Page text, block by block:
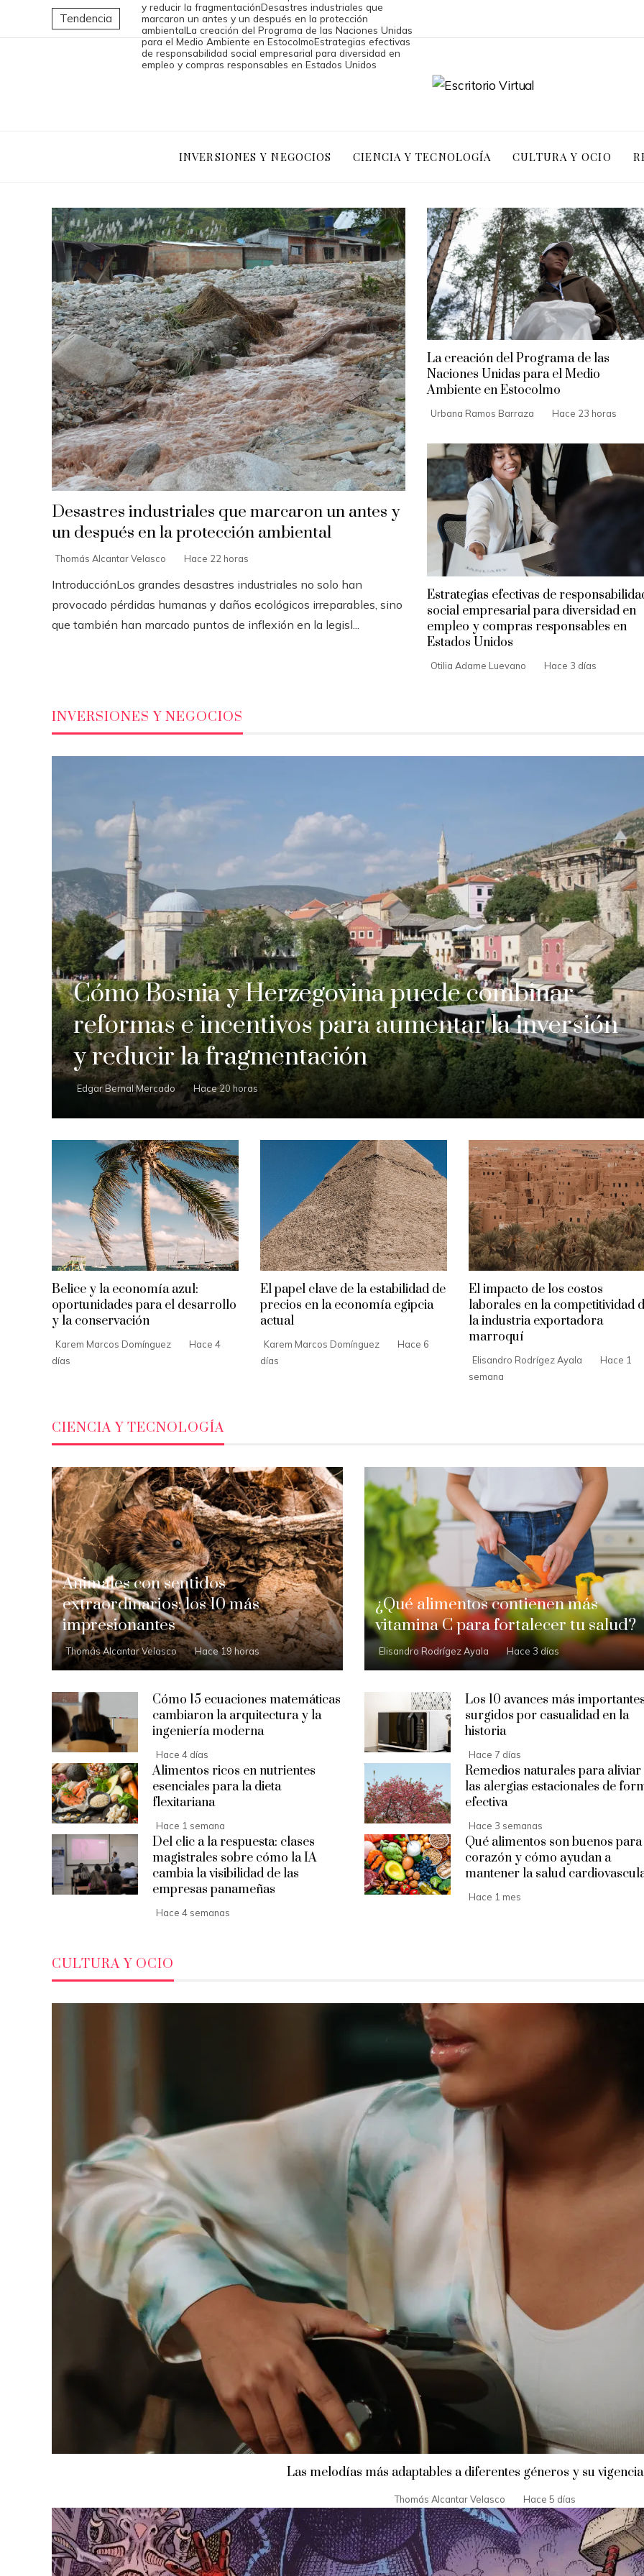
Tendencia
y reducir la fragmentaciónDesastres industriales que
marcaron un antes y un después en la protección
ambientalLa creación del Programa de las Naciones Unidas
para el Medio Ambiente en EstocolmoEstrategias efectivas
de responsabilidad social empresarial para diversidad en
empleo y compras responsables en Estados Unidos
INVERSIONES Y NEGOCIOS CIENCIA Y TECNOLOGÍA CULTURA Y OCIO
Desastres industriales que marcaron un antes y
un después en la protección ambiental
Thomás Alcantar Velasco Hace 22 horas
IntroducciónLos grandes desastres industriales no solo han
provocado pérdidas humanas y daños ecológicos irreparables, sino
que también han marcado puntos de inflexión en la legisl...
La creación del Programa de las
Naciones Unidas para el Medio
Ambiente en Estocolmo
Urbana Ramos Barraza Hace 23 horas
Estrategias efectivas de
social empresarial para diversidad en
empleo y compras responsables en
Estados Unidos
Otilia Adame Luevano Hace 3 días
INVERSIONES Y NEGOCIOS
Cómo Bosnia y Herzegovina puede combinar
reformas e incentivos para aumentar la inversión
y reducir la fragmentación
Edgar Bernal Mercado Hace 20 horas
Belice y la economía azul:
oportunidades para el desarrollo
y la conservación
Karem Marcos Domínguez
Hace 4
días
El papel clave de la estabilidad de
precios en la economía egipcia
actual
Karem Marcos Domínguez
Hace 6
días
El impacto de los costos
laborales en la competitividad
la industria exportadora
marroquí
Elisandro Rodrígez Ayala
Hace 1
semana
CIENCIA Y TECNOLOGÍA
Animales con sentidos
extraordinarios: los 10 más
impresionantes
Thomás Alcantar Velasco Hace 19 horas
¿Qué alimentos contienen más
vitamina C para fortalecer tu salud?
Elisandro Rodrígez Ayala Hace 3 días
Cómo 15 ecuaciones matemáticas
cambiaron la arquitectura y la
ingeniería moderna
Hace 4 días
Los 10 avances más
surgidos por casualidad en la
historia
Hace 7 días
Alimentos ricos en nutrientes
esenciales para la dieta
flexitariana
Hace 1 semana
Remedios naturales para aliviar
las alergias estacionales de
efectiva
Hace 3 semanas
Del clic a la respuesta: clases
magistrales sobre cómo la IA
cambia la visibilidad de las
empresas panameñas
Hace 4 semanas
Qué alimentos son buenos
corazón y cómo ayudan a
mantener la salud
Hace 1 mes
CULTURA Y OCIO
Las melodías más adaptables a diferentes géneros y su
Thomás Alcantar Velasco Hace 5 días